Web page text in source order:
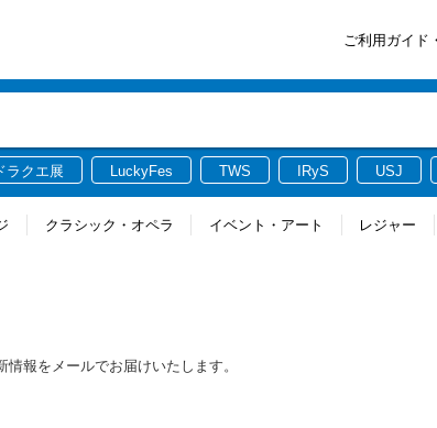
ご利用ガイド
ラクエ展 LuckyFes TWS IRyS USJ
クラシック・オペラ イベント・アート レジャー
報をメールでお届けいたします。